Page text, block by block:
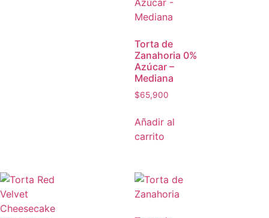
Torta de
Zanahoria 0%
Azúcar –
Mediana
$65,900
Añadir al
carrito